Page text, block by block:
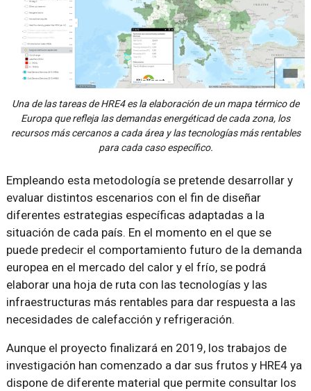
Una de las tareas de HRE4 es la elaboración de un mapa térmico de
Europa que refleja las demandas energéticad de cada zona, los
recursos más cercanos a cada área y las tecnologías más rentables
para cada caso específico.
Empleando esta metodología se pretende desarrollar y
evaluar distintos escenarios con el fin de diseñar
diferentes estrategias específicas adaptadas a la
situación de cada país. En el momento en el que se
puede predecir el comportamiento futuro de la demanda
europea en el mercado del calor y el frío, se podrá
elaborar una hoja de ruta con las tecnologías y las
infraestructuras más rentables para dar respuesta a las
necesidades de calefacción y refrigeración.
Aunque el proyecto finalizará en 2019, los trabajos de
investigación han comenzado a dar sus frutos y HRE4 ya
dispone de diferente material que permite consultar los